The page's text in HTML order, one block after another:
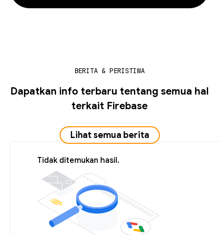
BERITA & PERISTIWA
Dapatkan info terbaru tentang semua hal
terkait Firebase
Lihat semua berita
Tidak ditemukan hasil.